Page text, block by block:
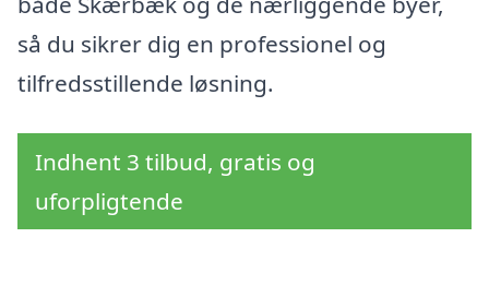
så du sikrer dig en professionel og
tilfredsstillende løsning.
Indhent 3 tilbud, gratis og
uforpligtende